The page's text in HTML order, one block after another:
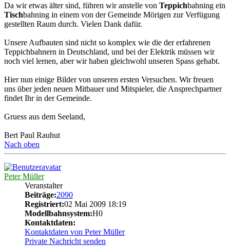
Da wir etwas älter sind, führen wir anstelle von Teppichbahning ein
Tischbahning in einem von der Gemeinde Mörigen zur Verfügung
gestellten Raum durch. Vielen Dank dafür.
Unsere Aufbauten sind nicht so komplex wie die der erfahrenen
Teppichbahnern in Deutschland, und bei der Elektrik müssen wir
noch viel lernen, aber wir haben gleichwohl unseren Spass gehabt.
Hier nun einige Bilder von unseren ersten Versuchen. Wir freuen
uns über jeden neuen Mitbauer und Mitspieler, die Ansprechpartner
findet Ihr in der Gemeinde.
Gruess aus dem Seeland,
Bert Paul Rauhut
Nach oben
Peter Müller
Veranstalter
Beiträge:2090
Registriert:02 Mai 2009 18:19
Modellbahnsystem:H0
Kontaktdaten:
Kontaktdaten von Peter Müller
Private Nachricht senden